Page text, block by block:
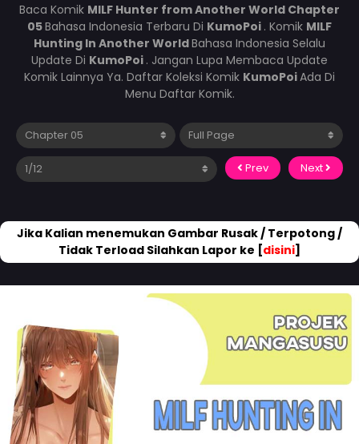
Baca Komik MILF Hunter from Another World Chapter
05Bahasa Indonesia Terbaru Di KumoPoi . Komik MILF
Hunting In Another WorldBahasa Indonesia Selalu
Update Di KumoPoi . Jangan Lupa Membaca Update
Komik Lainnya Ya. Daftar Koleksi Komik KumoPoiAda Di
Menu Daftar Komik.
Prev Next
Jika Kalian menemukan Gambar Rusak / Terpotong /
Tidak Terload Silahkan Lapor ke [disini]